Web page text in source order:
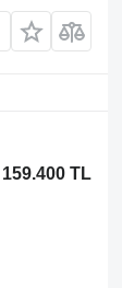
159.400 TL